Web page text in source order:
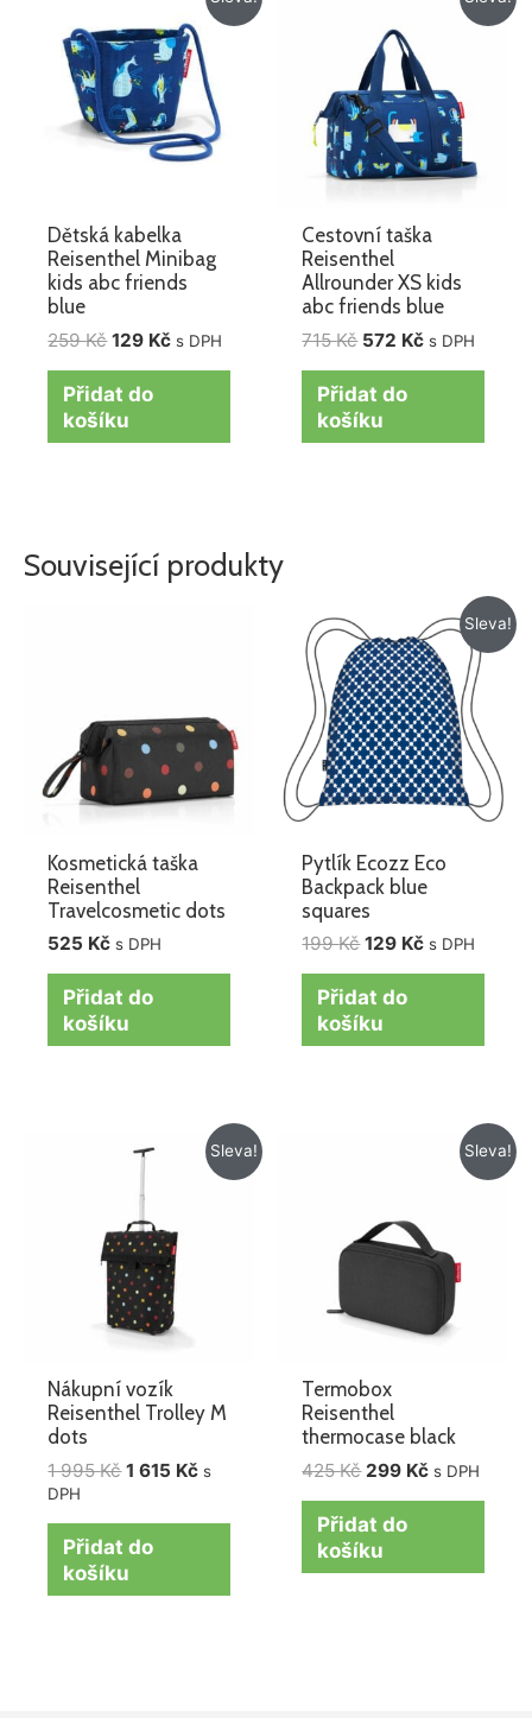
Dětská kabelka
Reisenthel Minibag
kids abc friends
blue
259Kč
byla:
259 Kč.
129 Kč
cena
je:
129 Kč.
s DPH
Přidat do
košíku
Cestovní taška
Reisenthel
Allrounder XS kids
abc friends blue
715Kč
byla:
715 Kč.
572 Kč
cena
s DPH
Přidat do
košíku
Související produkty
Kosmetická taška
Reisenthel
Travelcosmetic dots
525 Kč s DPH
Přidat do
košíku
Sleva!
Pytlík Ecozz Eco
Backpack blue
squares
199Kč
Původní
cena
byla:
199 Kč.
129 Kč
Aktuální
cena
je:
129 Kč.
s DPH
Přidat do
košíku
Sleva!
Nákupní vozík
Reisenthel Trolley M
dots
1 995Kč
Původní
cena
995 Kč.
1 615 Kč
Aktuální
cena
s
DPH
Přidat do
košíku
Sleva!
Termobox
Reisenthel
thermocase black
425Kč 299 Kč
Aktuální
cena
s DPH
Přidat do
košíku